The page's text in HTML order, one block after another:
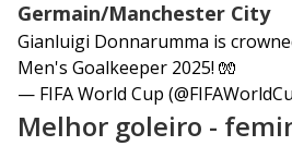
Germain/Manchester City
Gianluigi Donnarumma is
Men's Goalkeeper 2025! 🧤
— FIFA World Cup
Melhor goleiro -